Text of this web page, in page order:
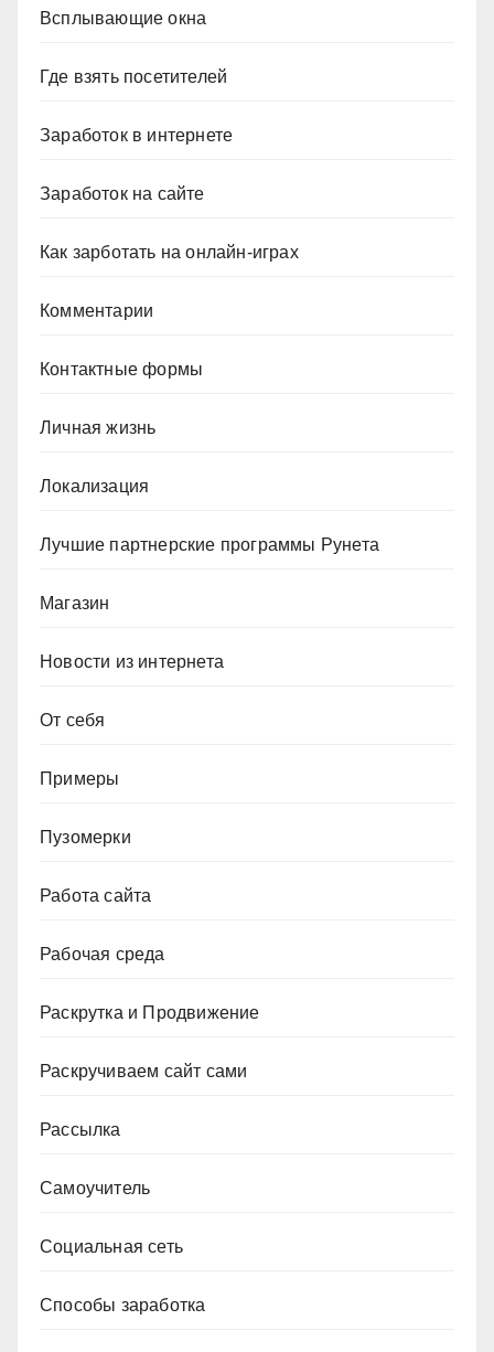
Всплывающие окна
Где взять посетителей
Заработок в интернете
Заработок на сайте
Как зарботать на онлайн-играх
Комментарии
Контактные формы
Личная жизнь
Локализация
Лучшие партнерские программы Рунета
Магазин
Новости из интернета
От себя
Примеры
Пузомерки
Работа сайта
Рабочая среда
Раскрутка и Продвижение
Раскручиваем сайт сами
Рассылка
Самоучитель
Социальная сеть
Способы заработка